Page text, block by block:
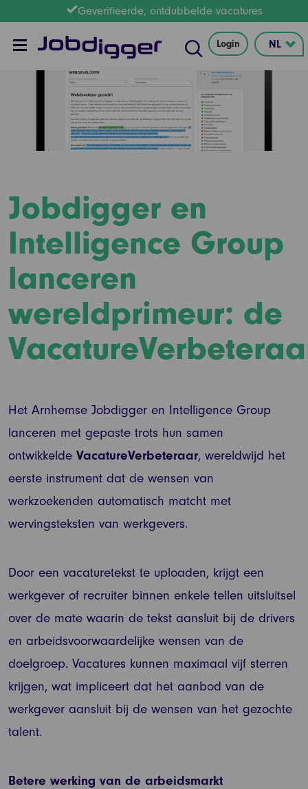
Geverifieerde, ontdubbelde vacatures
Login
Jobdigger en
Intelligence Group
lanceren
wereldprimeur: de
Het Arnhemse Jobdigger en Intelligence Group
lanceren met gepaste trots hun samen
ontwikkelde VacatureVerbeteraar, wereldwijd het
eerste instrument dat de wensen van
werkzoekenden automatisch matcht met
wervingsteksten van werkgevers.
Door een vacaturetekst te uploaden, krijgt een
werkgever of recruiter binnen enkele tellen uitsluitsel
over de mate waarin de tekst aansluit bij de drivers
en arbeidsvoorwaardelijke wensen van de
doelgroep. Vacatures kunnen maximaal vijf sterren
krijgen, wat impliceert dat het aanbod van de
werkgever aansluit bij de wensen van het gezochte
talent.
Betere werking van de arbeidsmarkt